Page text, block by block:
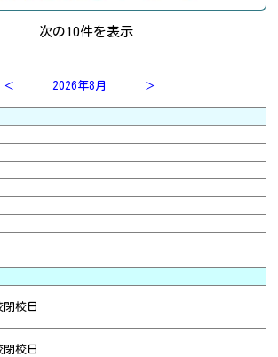
次の10件を表示
＜ 2026年8月 ＞
閉校日
閉校日